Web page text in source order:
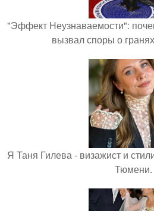
"Эффект Неузнаваемости":
вызвал споры о
Я Таня Гилева - визажист и
Тюмени.